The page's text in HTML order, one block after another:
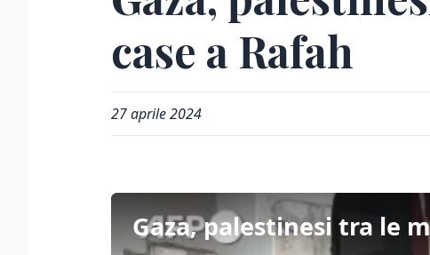
case a Rafah
27 aprile 2024
Gaza, palestinesi tra le